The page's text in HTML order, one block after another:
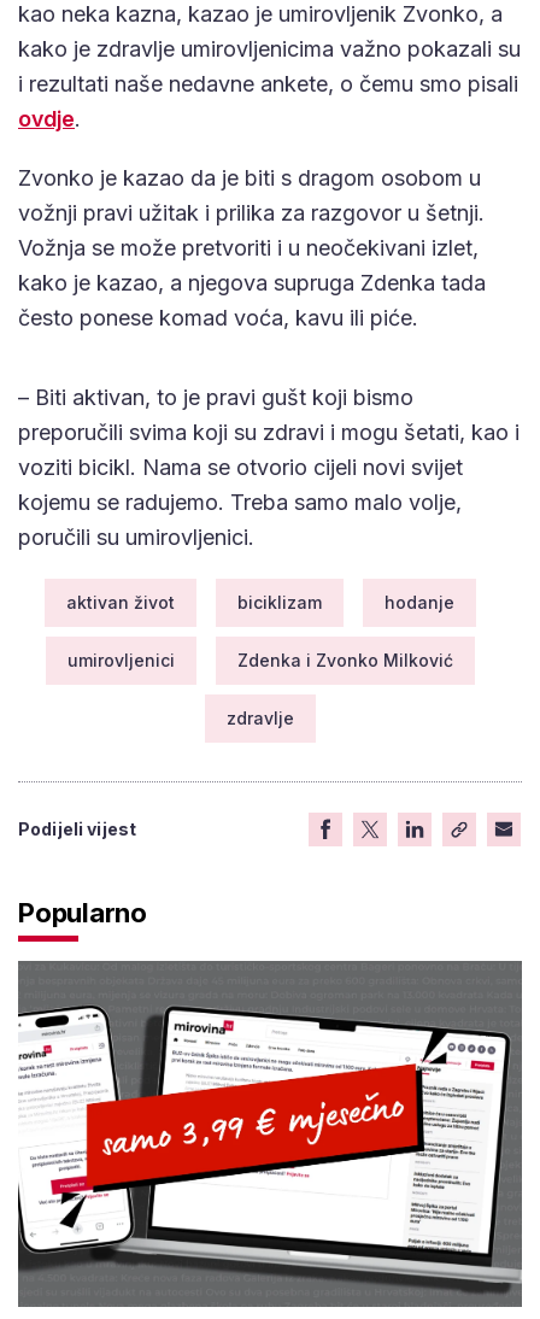
kao neka kazna, kazao je umirovljenik Zvonko, a
kako je zdravlje umirovljenicima važno pokazali su
i rezultati naše nedavne ankete, o čemu smo pisali
ovdje.
Zvonko je kazao da je biti s dragom osobom u
vožnji pravi užitak i prilika za razgovor u šetnji.
Vožnja se može pretvoriti i u neočekivani izlet,
kako je kazao, a njegova supruga Zdenka tada
često ponese komad voća, kavu ili piće.
– Biti aktivan, to je pravi gušt koji bismo
preporučili svima koji su zdravi i mogu šetati, kao i
voziti bicikl. Nama se otvorio cijeli novi svijet
kojemu se radujemo. Treba samo malo volje,
poručili su umirovljenici.
aktivan život biciklizam hodanje
umirovljenici Zdenka i Zvonko Milković
zdravlje
Podijeli vijest
Popularno